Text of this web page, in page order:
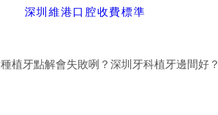
深圳維港口腔收費標準
種植牙點解會失敗咧？深圳牙科植牙邊間好？